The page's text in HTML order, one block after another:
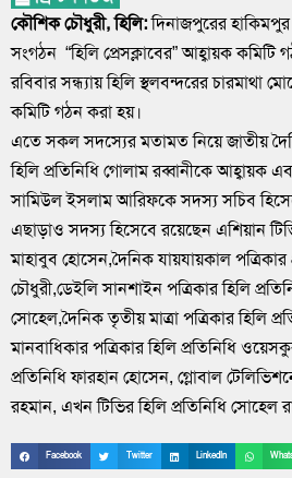
কৌশিক চৌধুরী, হিলি:দিনাজপুরের
সংগঠন “হিলি প্রেসক্লাবের” আহ্বায়ক কমিটি
রবিবার সন্ধ্যায় হিলি স্থলবন্দরের চারমাথা
কমিটি গঠন করা হয়।
এতে সকল সদস্যের মতামত নিয়ে জাতীয়
হিলি প্রতিনিধি গোলাম রব্বানীকে আহ্বায়ক
সামিউল ইসলাম আরিফকে সদস্য সচিব
এছাড়াও সদস্য হিসেবে রয়েছেন এশিয়ান
মাহাবুব হোসেন,দৈনিক যায়যায়কাল
চৌধুরী,ডেইলি সানশাইন পত্রিকার হিলি
সোহেল,দৈনিক তৃতীয় মাত্রা পত্রিকার হিলি
মানবাধিকার পত্রিকার হিলি প্রতিনিধি
প্রতিনিধি ফারহান হোসেন, গ্লোবাল
রহমান, এখন টিভির হিলি প্রতিনিধি
Facebook Twitter LinkedIn